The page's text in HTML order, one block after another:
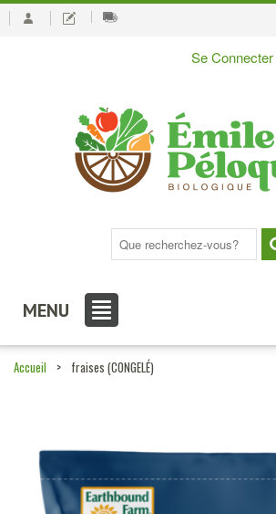
Se Connecter
MENU
Accueil > fraises (CONGELÉ)